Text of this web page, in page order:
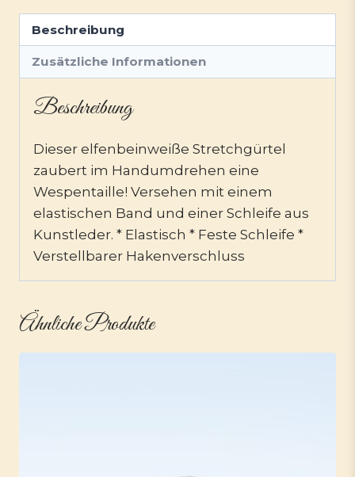
Beschreibung
Zusätzliche Informationen
Beschreibung
Dieser elfenbeinweiße Stretchgürtel
zaubert im Handumdrehen eine
Wespentaille! Versehen mit einem
elastischen Band und einer Schleife aus
Kunstleder. * Elastisch * Feste Schleife *
Verstellbarer Hakenverschluss
Ähnliche Produkte